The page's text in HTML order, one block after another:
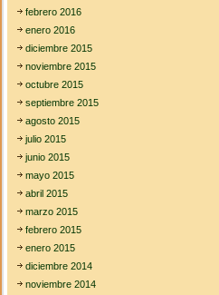
febrero 2016
enero 2016
diciembre 2015
noviembre 2015
octubre 2015
septiembre 2015
agosto 2015
julio 2015
junio 2015
mayo 2015
abril 2015
marzo 2015
febrero 2015
enero 2015
diciembre 2014
noviembre 2014